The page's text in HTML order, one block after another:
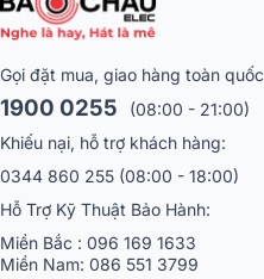
Gọi đặt mua, giao hàng toàn quốc
1900 0255
(08:00 - 21:00)
Khiếu nại, hỗ trợ khách hàng:
0344 860 255 (08:00 - 18:00)
Hỗ Trợ Kỹ Thuật Bảo Hành:
Miền Bắc : 096 169 1633
Miền Nam: 086 551 3799